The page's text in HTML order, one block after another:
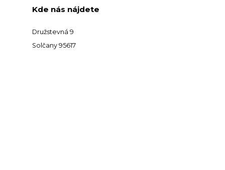
Kde nás nájdete
Družstevná 9
Solčany 95617